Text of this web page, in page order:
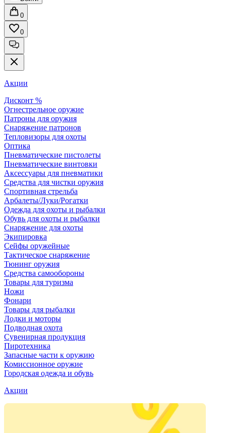
0
0
Акции
Дисконт %
Огнестрельное оружие
Патроны для оружия
Снаряжение патронов
Тепловизоры для охоты
Оптика
Пневматические пистолеты
Пневматические винтовки
Аксессуары для пневматики
Средства для чистки оружия
Спортивная стрельба
Арбалеты/Луки/Рогатки
Одежда для охоты и рыбалки
Обувь для охоты и рыбалки
Снаряжение для охоты
Экипировка
Сейфы оружейные
Тактическое снаряжение
Тюнинг оружия
Средства самообороны
Товары для туризма
Ножи
Фонари
Товары для рыбалки
Лодки и моторы
Подводная охота
Сувенирная продукция
Пиротехника
Запасные части к оружию
Комиссионное оружие
Городская одежда и обувь
Акции